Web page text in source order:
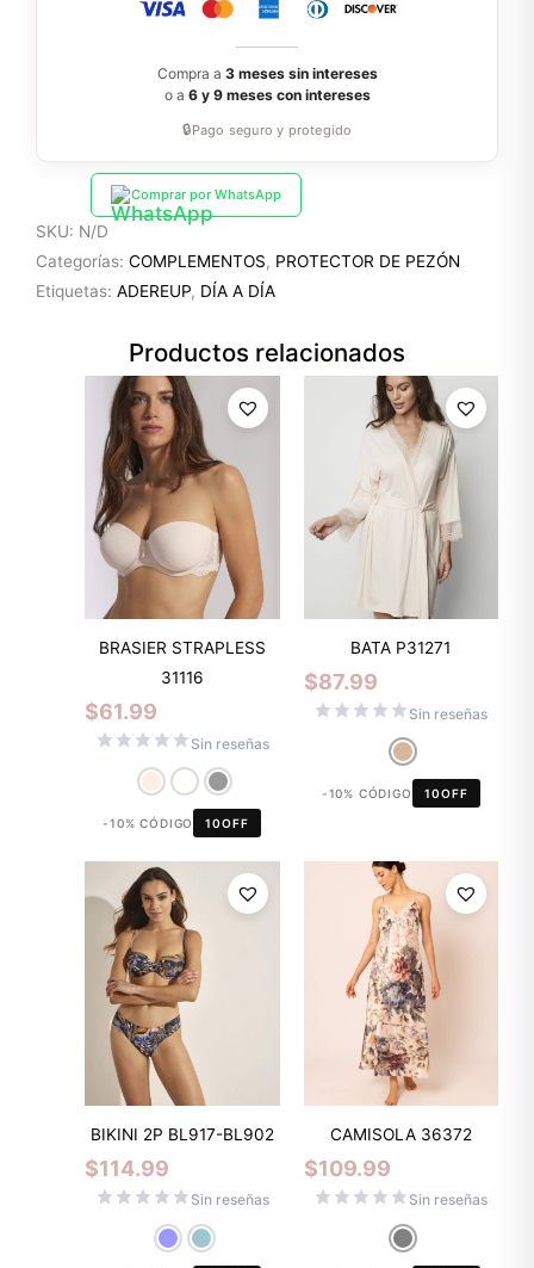
Compra a 3 meses sin intereses
o a 6 y 9 meses con intereses
🔒Pago seguro y protegido
Comprar por WhatsApp
SKU: N/D
Categorías: COMPLEMENTOS, PROTECTOR DE PEZÓN
Etiquetas: ADEREUP, DÍA A DÍA
Productos relacionados
BRASIER STRAPLESS
31116
$61.99
Sin reseñas
-10% CÓDIGO 10OFF
BATA P31271
$87.99
Sin reseñas
-10% CÓDIGO 10OFF
BIKINI 2P BL917-BL902
$114.99
Sin reseñas
CAMISOLA 36372
$109.99
Sin reseñas